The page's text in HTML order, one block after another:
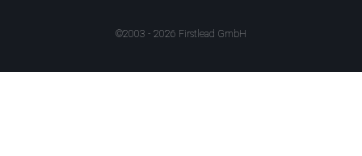
©2003 - 2026 Firstlead GmbH